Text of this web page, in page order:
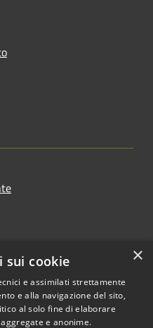
×
sui cookie
e assimilati strettamente
e alla navigazione del sito,
al solo fine di elaborare
e anonime.